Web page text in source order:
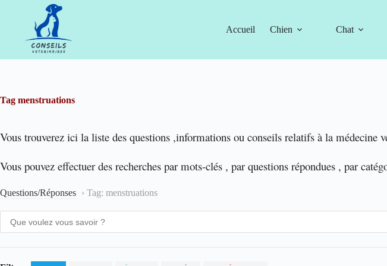
Accueil Chien Chat
Tag menstruations
Vous trouverez ici la liste des questions ,informations ou conseils relatifs à la médecine
Vous pouvez effectuer des recherches par mots-clés , par questions répondues , par
Questions/Réponses › Tag: menstruations